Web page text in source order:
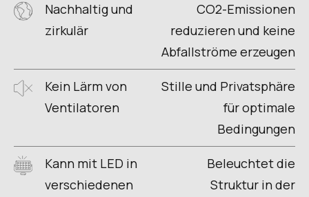
Nachhaltig und
zirkulär
CO2-Emissionen
reduzieren und keine
Abfallströme erzeugen
Kein Lärm von
Ventilatoren
Stille und Privatsphäre
für optimale
Bedingungen
Kann mit LED in
verschiedenen
Beleuchtet die
Struktur in der